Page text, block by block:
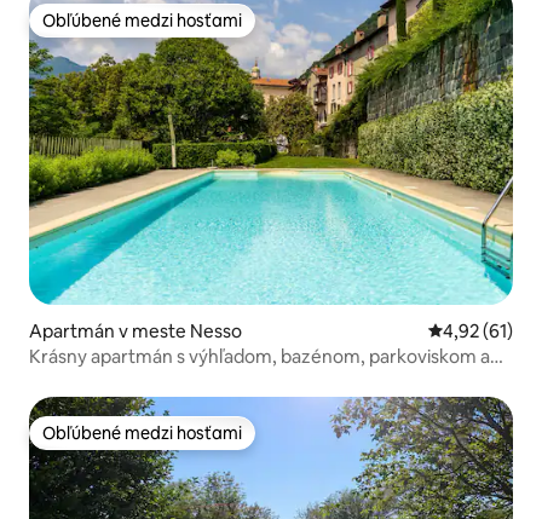
Obľúbené medzi hosťami
Obľúbené medzi hosťami
Apartmán v meste Nesso Priemerné
4,92 (61)
Krásny apartmán s výhľadom, bazénom, parkoviskom a
Obľúbené medzi hosťami
Obľúbené medzi hosťami